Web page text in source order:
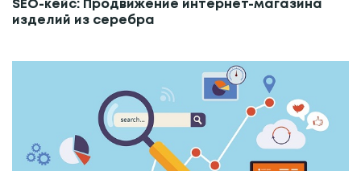
SEO-кейс: Продвижение интернет-магазина
изделий из серебра